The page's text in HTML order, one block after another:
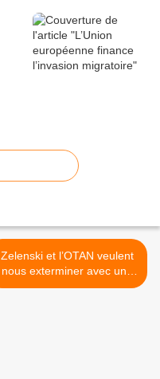
Zelenski et l’OTAN veulent
nous exterminer avec une
bombe sale >